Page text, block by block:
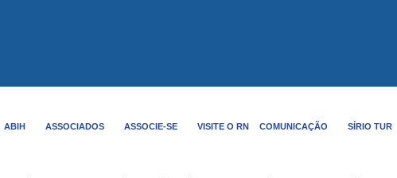
ABIH ASSOCIADOS ASSOCIE-SE VISITE O RN COMUNICAÇÃO SÍRIO TUR